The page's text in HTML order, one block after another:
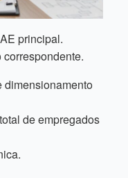
principal.
dimensionamento
de empregados